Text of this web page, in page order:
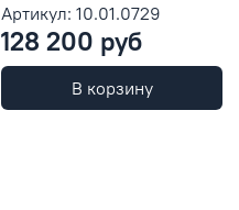
Артикул: 10.01.0729
128 200 руб
В корзину